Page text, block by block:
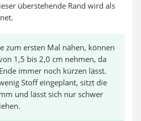
überstehende Rand wird als
zum ersten Mal nähen, können
1,5 bis 2,0 cm nehmen, da
immer noch kürzen lässt.
Stoff eingeplant, sitzt die
und lässt sich nur schwer